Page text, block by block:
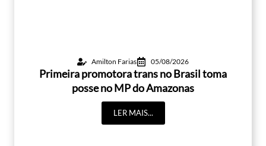
Amilton Farias 05/08/2026
Primeira promotora trans no Brasil toma
posse no MP do Amazonas
LER MAIS...